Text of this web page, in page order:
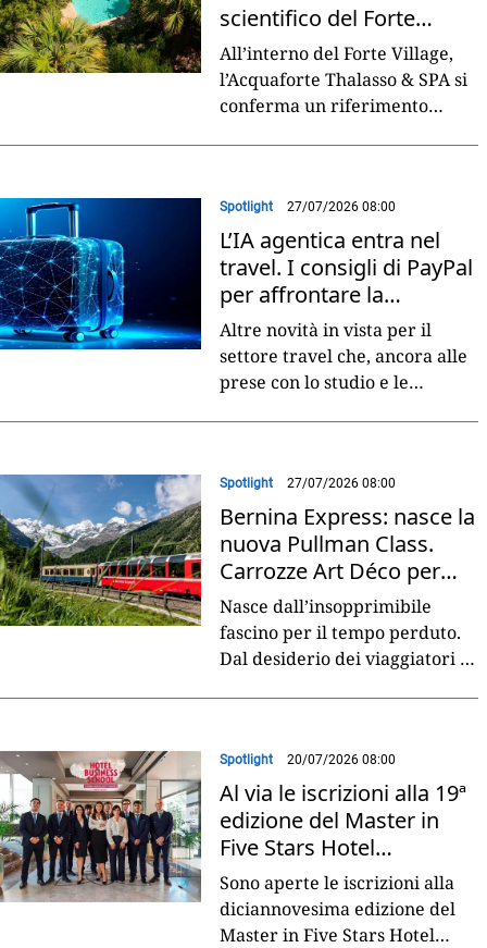
scientifico del Forte
Village Resort
All’interno del Forte Village,
l’Acquaforte Thalasso & SPA si
conferma un riferimento
Spotlight 27/07/2026 08:00
L’IA agentica entra nel
travel. I consigli di PayPal
per affrontare la
transizione
Altre novità in vista per il
settore travel che, ancora alle
prese con lo studio e le
Spotlight 27/07/2026 08:00
Bernina Express: nasce la
nuova Pullman Class.
Carrozze Art Déco per
viaggi di lusso
Nasce dall’insopprimibile
fascino per il tempo perduto.
Dal desiderio dei viaggiatori di
Spotlight 20/07/2026 08:00
Al via le iscrizioni alla 19ª
edizione del Master in
Five Stars Hotel
Management
Sono aperte le iscrizioni alla
diciannovesima edizione del
Master in Five Stars Hotel